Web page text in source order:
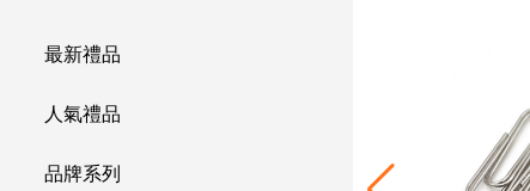
最新禮品
人氣禮品
品牌系列